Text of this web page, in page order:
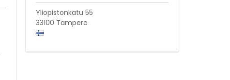
Yliopistonkatu 55
33100 Tampere